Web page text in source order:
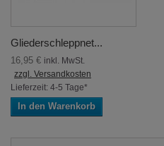
Gliederschleppnet...
16,95 € inkl. MwSt.
zzgl. Versandkosten
Lieferzeit: 4-5 Tage*
In den Warenkorb